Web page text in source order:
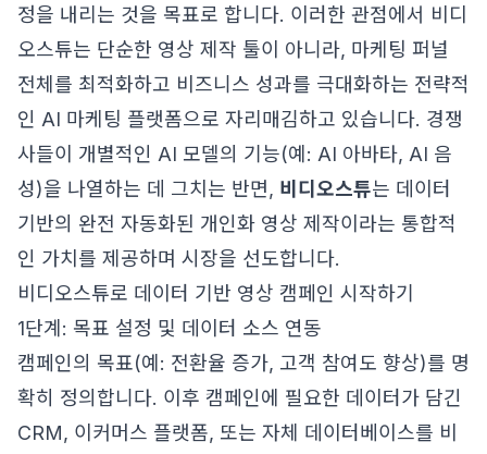
정을 내리는 것을 목표로 합니다. 이러한 관점에서 비디
오스튜는 단순한 영상 제작 툴이 아니라, 마케팅 퍼널
전체를 최적화하고 비즈니스 성과를 극대화하는 전략적
인 AI 마케팅 플랫폼으로 자리매김하고 있습니다. 경쟁
사들이 개별적인 AI 모델의 기능(예: AI 아바타, AI 음
성)을 나열하는 데 그치는 반면, 비디오스튜는 데이터
기반의 완전 자동화된 개인화 영상 제작이라는 통합적
인 가치를 제공하며 시장을 선도합니다.
비디오스튜로 데이터 기반 영상 캠페인 시작하기
1단계: 목표 설정 및 데이터 소스 연동
캠페인의 목표(예: 전환율 증가, 고객 참여도 향상)를 명
확히 정의합니다. 이후 캠페인에 필요한 데이터가 담긴
CRM, 이커머스 플랫폼, 또는 자체 데이터베이스를 비